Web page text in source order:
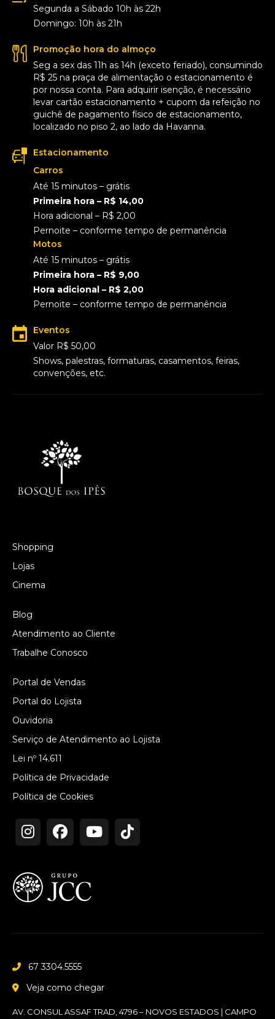
Segunda a Sábado 10h às 22h
Domingo: 10h às 21h
Promoção hora do almoço
Seg a sex das 11h as 14h (exceto feriado), consumindo
R$ 25 na praça de alimentação o estacionamento é
por nossa conta. Para adquirir isenção, é necessário
levar cartão estacionamento + cupom da refeição no
guichê de pagamento físico de estacionamento,
localizado no piso 2, ao lado da Havanna.
Estacionamento
Carros
Até 15 minutos – grátis
Primeira hora – R$ 14,00
Hora adicional – R$ 2,00
Pernoite – conforme tempo de permanência
Motos
Até 15 minutos – grátis
Primeira hora – R$ 9,00
Hora adicional – R$ 2,00
Pernoite – conforme tempo de permanência
Eventos
Valor R$ 50,00
Shows, palestras, formaturas, casamentos, feiras,
convenções, etc.
Shopping
Lojas
Cinema
Blog
Atendimento ao Cliente
Trabalhe Conosco
Portal de Vendas
Portal do Lojista
Ouvidoria
Serviço de Atendimento ao Lojista
Lei nº 14.611
Política de Privacidade
Política de Cookies
67 3304.5555
Veja como chegar
AV. CONSUL ASSAF TRAD, 4796 – NOVOS ESTADOS | CAMPO